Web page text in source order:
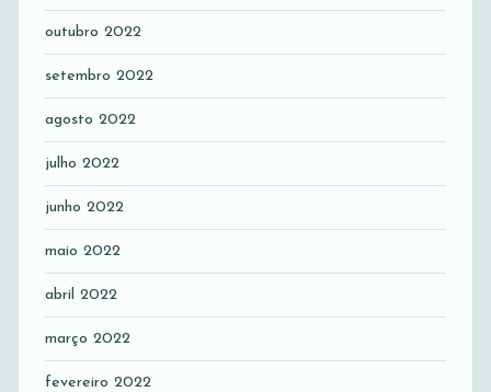
outubro 2022
setembro 2022
agosto 2022
julho 2022
junho 2022
maio 2022
abril 2022
março 2022
fevereiro 2022